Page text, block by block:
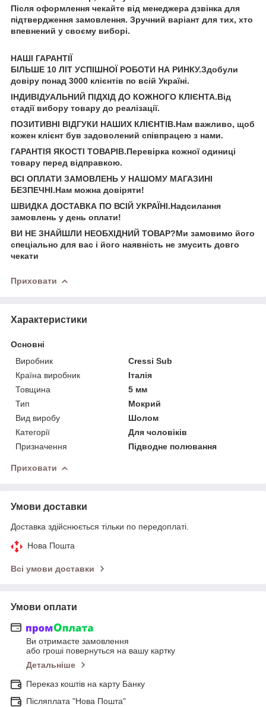
Після оформлення чекайте від менеджера дзвінка для
підтвердження замовлення. Зручний варіант для тих, хто
впевнений у своєму виборі.
НАШІ ГАРАНТІЇ
БІЛЬШЕ 10 ЛІТ УСПІШНОЇ РОБОТИ НА РИНКУ.Здобули
довіру понад 3000 клієнтів по всій Україні.
ІНДИВІДУАЛЬНИЙ ПІДХІД ДО КОЖНОГО КЛІЄНТА.Від
стадії вибору товару до реалізації.
ПОЗИТИВНІ ВІДГУКИ НАШИХ КЛІЄНТІВ.Нам важливо, щоб
кожен клієнт був задоволений співпрацею з нами.
ГАРАНТІЯ ЯКОСТІ ТОВАРІВ.Перевірка кожної одиниці
товару перед відправкою.
ВСІ ОПЛАТИ ЗАМОВЛЕНЬ У НАШОМУ МАГАЗИНІ
БЕЗПЕЧНІ.Нам можна довіряти!
ШВИДКА ДОСТАВКА ПО ВСІЙ УКРАЇНІ.Надсилання
замовлень у день оплати!
ВИ НЕ ЗНАЙШЛИ НЕОБХІДНИЙ ТОВАР?Ми замовимо його
спеціально для вас і його наявність не змусить довго
чекати
Приховати
Характеристики
Основні
Виробник
Cressi Sub
Країна виробник
Італія
Товщина
5 мм
Тип
Мокрий
Вид виробу
Шолом
Категорії
Для чоловіків
Призначення
Підводне полювання
Приховати
Умови доставки
Доставка здійснюється тільки по передоплаті.
Нова Пошта
Всі умови доставки
Умови оплати
Ви отримаєте замовлення
або гроші повернуться на вашу картку
Детальніше
Переказ коштів на карту Банку
Післяплата "Нова Пошта"